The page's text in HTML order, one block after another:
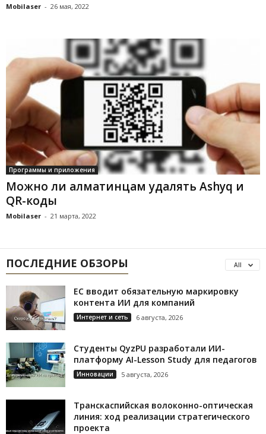
Mobilaser - 26 мая, 2022
Программы и приложения
Можно ли алматинцам удалять Ashyq и
QR-коды
Mobilaser - 21 марта, 2022
ПОСЛЕДНИЕ ОБЗОРЫ All
ЕС вводит обязательную маркировку
контента ИИ для компаний
Интернет и сеть 6 августа, 2026
Студенты QyzPU разработали ИИ-
платформу AI-Lesson Study для педагогов
Инновации 5 августа, 2026
Транскаспийская волоконно-оптическая
линия: ход реализации стратегического
проекта